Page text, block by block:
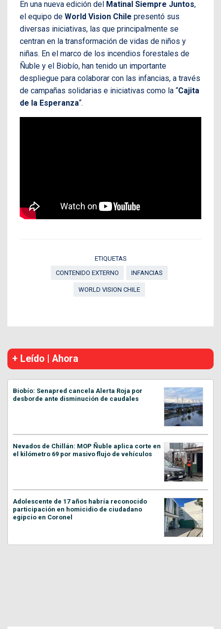
En una nueva edición del Matinal Siempre Juntos,
el equipo de World Vision Chile presentó sus
diversas iniciativas, las que principalmente se
centran en la transformación de vidas de niños y
niñas. En el marco de los incendios forestales de
Ñuble y el Biobío, han tenido un importante
despliegue para colaborar con las infancias, a través
de campañas solidarias e iniciativas como la “Cajita
de la Esperanza“.
ETIQUETAS
CONTENIDO EXTERNO
INFANCIAS
WORLD VISION CHILE
+ Leído | Ahora
Biobío: Senapred cancela Alerta Roja por
desborde ante disminución de caudales
Nevados de Chillán: MOP Ñuble aplica corte en
el kilómetro 69 por masivo flujo de vehículos
Adolescente de 17 años habría reconocido
participación en homicidio de ciudadano
egipcio en Coronel